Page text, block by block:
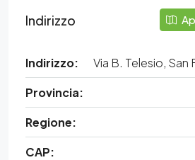
Indirizzo
Indirizzo:
Via B. Telesio, San
Provincia:
Regione:
CAP: